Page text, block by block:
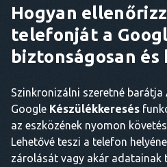
Hogyan
telefonját a
biztonságosan és
Szinkronizálni szeretné
Google Készülékkeresés
az eszközének nyomon
Lehetővé teszi a telefon
zárolását vagy akár adatainak